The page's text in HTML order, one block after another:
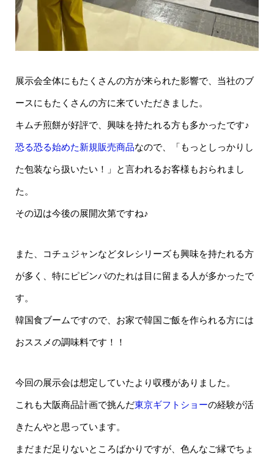
展示会全体にもたくさんの方が来られた影響で、当社のブ
ースにもたくさんの方に来ていただきました。
キムチ煎餅が好評で、興味を持たれる方も多かったです♪
恐る恐る始めた新規販売商品なので、「もっとしっかりし
た包装なら扱いたい！」と言われるお客様もおられまし
た。
その辺は今後の展開次第ですね♪
また、コチュジャンなどタレシリーズも興味を持たれる方
が多く、特にピビンパのたれは目に留まる人が多かったで
す。
韓国食ブームですので、お家で韓国ご飯を作られる方には
おススメの調味料です！！
今回の展示会は想定していたより収穫がありました。
これも大阪商品計画で挑んだ東京ギフトショーの経験が活
きたんやと思っています。
まだまだ足りないところばかりですが、色んなご縁でちょ